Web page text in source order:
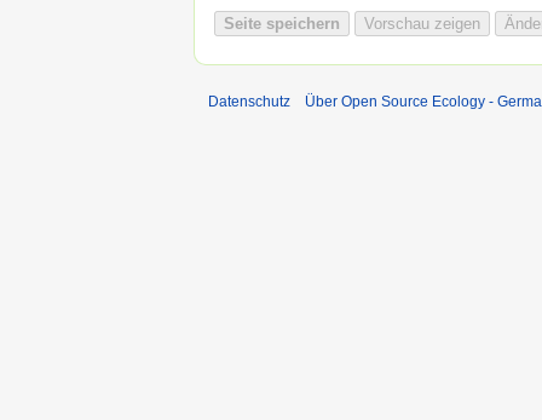
Datenschutz Über Open Source Ecology -